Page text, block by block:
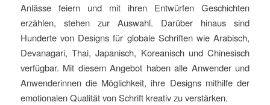
Anlässe feiern und mit ihren Entwürfen Geschichten
erzählen, stehen zur Auswahl. Darüber hinaus sind
Hunderte von Designs für globale Schriften wie Arabisch,
Devanagari, Thai, Japanisch, Koreanisch und Chinesisch
verfügbar. Mit diesem Angebot haben alle Anwender und
Anwenderinnen die Möglichkeit, ihre Designs mithilfe der
emotionalen Qualität von Schrift kreativ zu verstärken.